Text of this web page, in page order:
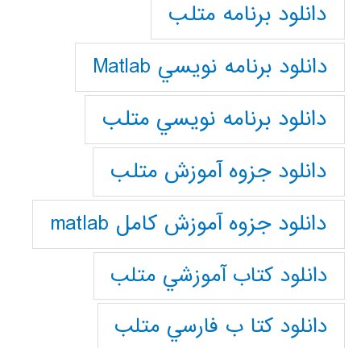
دانلود برنامه متلب
دانلود برنامه نويسي Matlab
دانلود برنامه نويسي متلب
دانلود جزوه آموزش متلب
دانلود جزوه آموزش کامل matlab
دانلود كتاب آموزشي متلب
دانلود كتا ب فارسي متلب